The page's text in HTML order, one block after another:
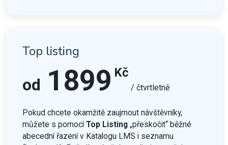
Top listing
od 1899 Kč
/ čtvrtletně
Pokud chcete okamžitě zaujmout návštěvníky,
můžete s pomocíTop Listing „přeskočit“ běžné
abecední řazení v Katalogu LMS i seznamu